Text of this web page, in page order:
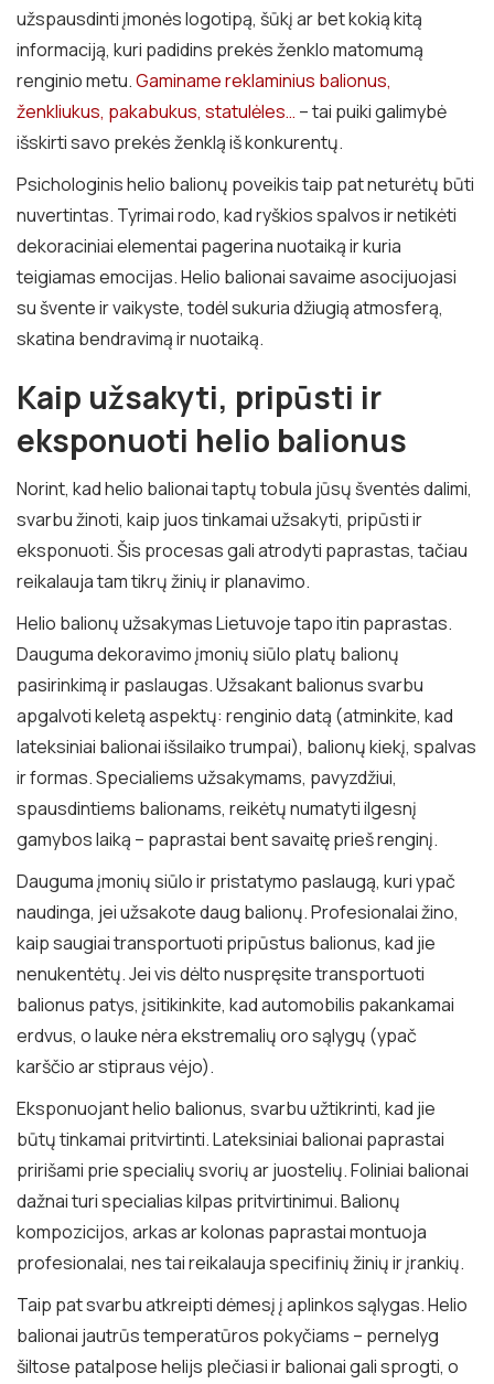
užspausdinti įmonės logotipą, šūkį ar bet kokią kitą
informaciją, kuri padidins prekės ženklo matomumą
renginio metu.Gaminame reklaminius balionus,
ženkliukus, pakabukus, statulėles… – tai puiki galimybė
išskirti savo prekės ženklą iš konkurentų.
Psichologinis helio balionų poveikis taip pat neturėtų būti
nuvertintas. Tyrimai rodo, kad ryškios spalvos ir netikėti
dekoraciniai elementai pagerina nuotaiką ir kuria
teigiamas emocijas. Helio balionai savaime asocijuojasi
su švente ir vaikyste, todėl sukuria džiugią atmosferą,
skatina bendravimą ir nuotaiką.
Kaip užsakyti, pripūsti ir
eksponuoti helio balionus
Norint, kad helio balionai taptų tobula jūsų šventės dalimi,
svarbu žinoti, kaip juos tinkamai užsakyti, pripūsti ir
eksponuoti. Šis procesas gali atrodyti paprastas, tačiau
reikalauja tam tikrų žinių ir planavimo.
Helio balionų užsakymas Lietuvoje tapo itin paprastas.
Dauguma dekoravimo įmonių siūlo platų balionų
pasirinkimą ir paslaugas. Užsakant balionus svarbu
apgalvoti keletą aspektų: renginio datą (atminkite, kad
lateksiniai balionai išsilaiko trumpai), balionų kiekį, spalvas
ir formas. Specialiems užsakymams, pavyzdžiui,
spausdintiems balionams, reikėtų numatyti ilgesnį
gamybos laiką – paprastai bent savaitę prieš renginį.
Dauguma įmonių siūlo ir pristatymo paslaugą, kuri ypač
naudinga, jei užsakote daug balionų. Profesionalai žino,
kaip saugiai transportuoti pripūstus balionus, kad jie
nenukentėtų. Jei vis dėlto nuspręsite transportuoti
balionus patys, įsitikinkite, kad automobilis pakankamai
erdvus, o lauke nėra ekstremalių oro sąlygų (ypač
karščio ar stipraus vėjo).
Eksponuojant helio balionus, svarbu užtikrinti, kad jie
būtų tinkamai pritvirtinti. Lateksiniai balionai paprastai
pririšami prie specialių svorių ar juostelių. Foliniai balionai
dažnai turi specialias kilpas pritvirtinimui. Balionų
kompozicijos, arkas ar kolonas paprastai montuoja
profesionalai, nes tai reikalauja specifinių žinių ir įrankių.
Taip pat svarbu atkreipti dėmesį į aplinkos sąlygas. Helio
balionai jautrūs temperatūros pokyčiams – pernelyg
šiltose patalpose helijs plečiasi ir balionai gali sprogti, o